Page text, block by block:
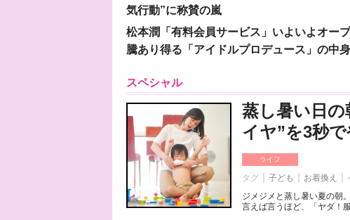
気行動”に称賛の嵐
松本潤「有料会員サービス」いよいよオー
騰あり得る「アイドルプロデュース」の中身
スペシャル
蒸し暑い日
イヤ”を3秒
ライフ
タグ 子ども お着換え
ジメジメと蒸し暑い夏の朝
言えば言うほど、「ヤダ！